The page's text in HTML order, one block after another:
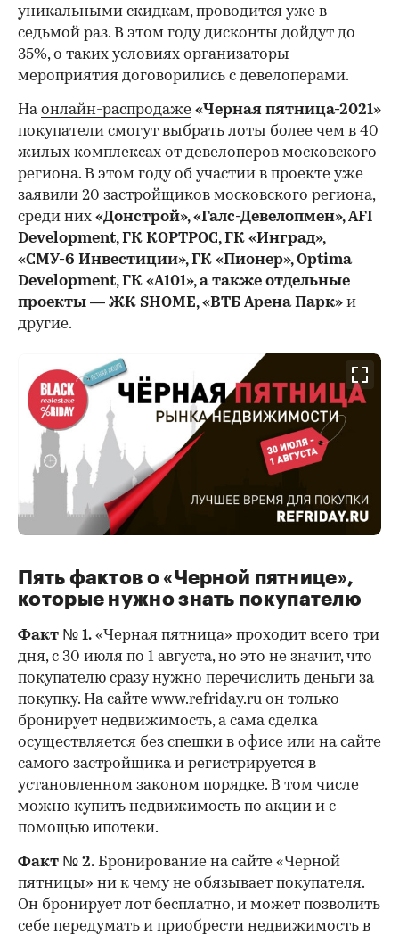
уникальными скидкам, проводится уже в
седьмой раз. В этом году дисконты дойдут до
35%, о таких условиях организаторы
мероприятия договорились с девелоперами.
Наонлайн-распродаже «Черная пятница-2021»
покупатели смогут выбрать лоты более чем в 40
жилых комплексах от девелоперов московского
региона. В этом году об участии в проекте уже
заявили 20 застройщиков московского региона,
среди них «Донстрой», «Галс-Девелопмен», AFI
Development, ГК КОРТРОС, ГК «Инград»,
«СМУ-6 Инвестиции», ГК «Пионер», Optima
Development, ГК «А101», а также отдельные
проекты — ЖК SHOME, «ВТБ Арена Парк» и
другие.
Пять фактов о «Черной пятнице»,
которые нужно знать покупателю
Факт № 1. «Черная пятница» проходит всего три
дня, с 30 июля по 1 августа, но это не значит, что
покупателю сразу нужно перечислить деньги за
покупку. На сайте www.refriday.ru он только
бронирует недвижимость, а сама сделка
осуществляется без спешки в офисе или на сайте
самого застройщика и регистрируется в
установленном законом порядке. В том числе
можно купить недвижимость по акции и с
помощью ипотеки.
Факт № 2. Бронирование на сайте «Черной
пятницы» ни к чему не обязывает покупателя.
Он бронирует лот бесплатно, и может позволить
себе передумать и приобрести недвижимость в